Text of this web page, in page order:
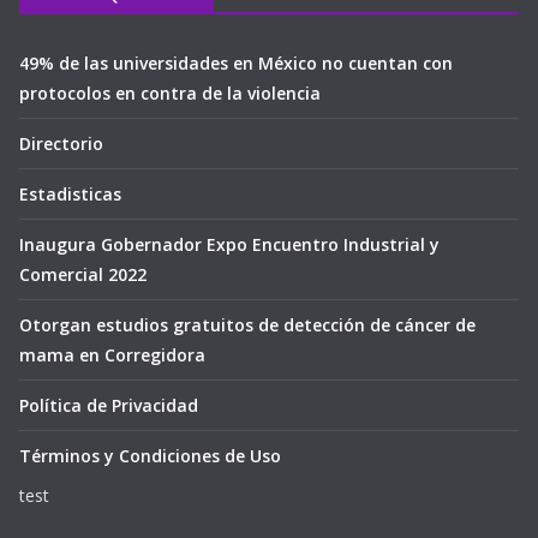
49% de las universidades en México no cuentan con
protocolos en contra de la violencia
Directorio
Estadisticas
Inaugura Gobernador Expo Encuentro Industrial y
Comercial 2022
Otorgan estudios gratuitos de detección de cáncer de
mama en Corregidora
Política de Privacidad
Términos y Condiciones de Uso
test